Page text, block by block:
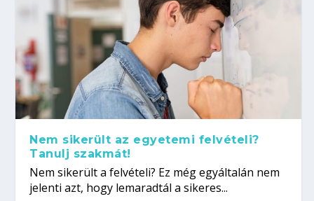
Nem sikerült az egyetemi felvételi?
Tanulj szakmát!
Nem sikerült a felvételi? Ez még egyáltalán nem
jelenti azt, hogy lemaradtál a sikeres...